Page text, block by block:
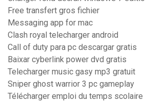
Free transfert gros fichier
Messaging app for mac
Clash royal telecharger android
Call of duty para pc descargar gratis
Baixar cyberlink power dvd gratis
Telecharger music gasy mp3 gratuit
Sniper ghost warrior 3 pc gameplay
Télécharger emploi du temps scolaire